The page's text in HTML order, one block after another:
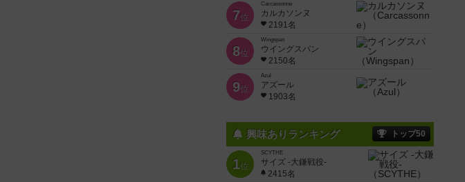
7位
Carcassonne
カルカソンヌ
2191名
8位
Wingspan
ウイングスパン
2150名
9位
Azul
アズール
1903名
興味ありランキング トップ50
1位
SCYTHE
サイズ -大鎌戦役-
2415名